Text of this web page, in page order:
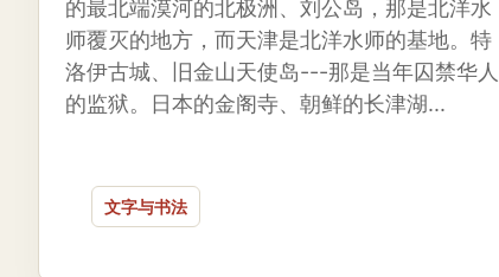
的最北端漠河的北极洲、刘公岛，那是北洋水
师覆灭的地方，而天津是北洋水师的基地。特
洛伊古城、旧金山天使岛---那是当年囚禁华人
的监狱。日本的金阁寺、朝鲜的长津湖...
文字与书法